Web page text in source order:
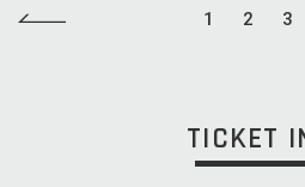
1 2 3
TICKET